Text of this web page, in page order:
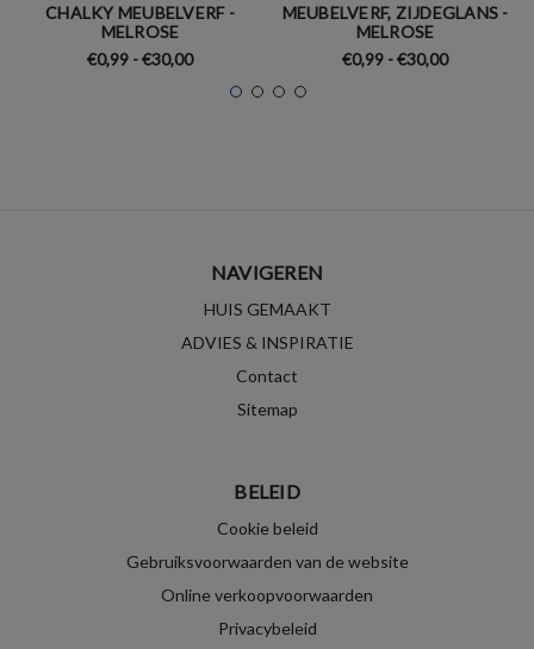
CHALKY MEUBELVERF -
MELROSE
€0,99 - €30,00
MEUBELVERF, ZIJDEGLANS -
MELROSE
€0,99 - €30,00
NAVIGEREN
HUIS GEMAAKT
ADVIES & INSPIRATIE
Contact
Sitemap
BELEID
Cookie beleid
Gebruiksvoorwaarden van de website
Online verkoopvoorwaarden
Privacybeleid